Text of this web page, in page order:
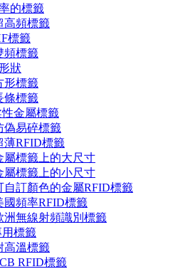
的標籤
高頻標籤
標籤
頻標籤
狀
形標籤
條標籤
金屬標籤
偽易碎標籤
薄RFID標籤
屬標籤上的大尺寸
屬標籤上的小尺寸
自訂顏色的金屬RFID標籤
國頻率RFID標籤
洲無線射頻識別標籤
標籤
高溫標籤
RFID標籤